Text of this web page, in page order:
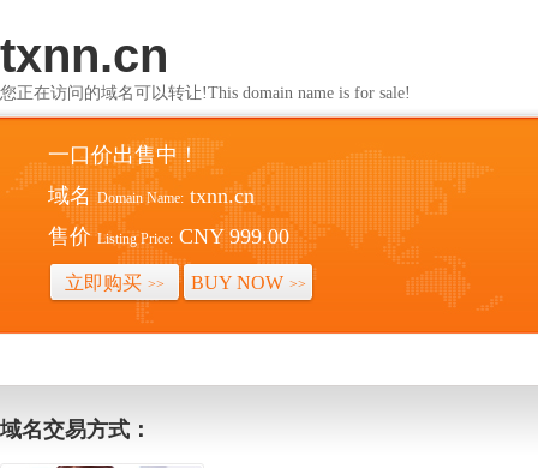
txnn.cn
您正在访问的域名可以转让!This domain name is for sale!
一口价出售中！
域名 Domain Name: txnn.cn
售价 Listing Price: CNY 999.00
立即购买 >> BUY NOW >>
域名交易方式：